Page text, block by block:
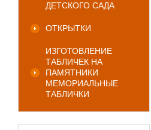
ДЕТСКОГО САДА
ОТКРЫТКИ
ИЗГОТОВЛЕНИЕ
ТАБЛИЧЕК НА
ПАМЯТНИКИ
МЕМОРИАЛЬНЫЕ
ТАБЛИЧКИ